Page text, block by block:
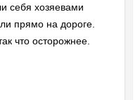
себя хозяевами
прямо на дороге.
что осторожнее.